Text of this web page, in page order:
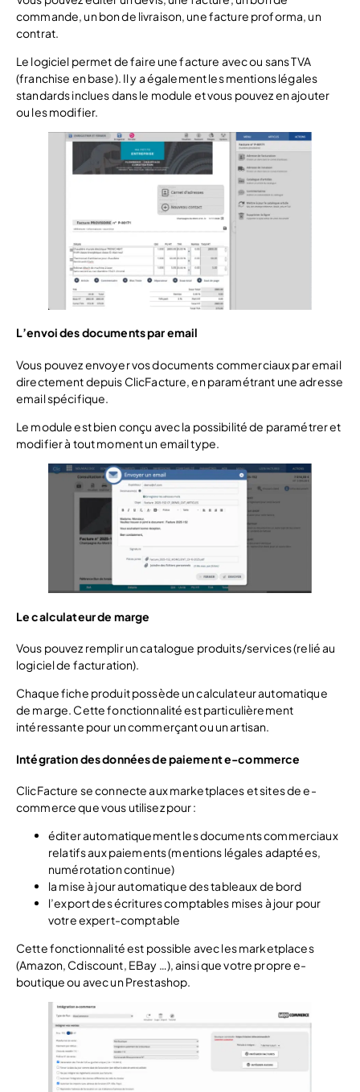
commande, un bon de livraison, une facture proforma, un
contrat.
Le logiciel permet de faire une facture avec ou sans TVA
(franchise en base). Il y a également les mentions légales
standards inclues dans le module et vous pouvez en ajouter
ou les modifier.
L’envoi des documents par email
Vous pouvez envoyer vos documents commerciaux par email
directement depuis ClicFacture, en paramétrant une adresse
email spécifique.
Le module est bien conçu avec la possibilité de paramétrer et
modifier à tout moment un email type.
Le calculateur de marge
Vous pouvez remplir un catalogue produits/services (relié au
logiciel de facturation).
Chaque fiche produit possède un calculateur automatique
de marge. Cette fonctionnalité est particulièrement
intéressante pour un commerçant ou un artisan.
Intégration des données de paiement e-commerce
ClicFacture se connecte aux marketplaces et sites de e-
commerce que vous utilisez pour :
éditer automatiquement les documents commerciaux
relatifs aux paiements (mentions légales adaptées,
numérotation continue)
la mise à jour automatique des tableaux de bord
l’export des écritures comptables mises à jour pour
votre expert-comptable
Cette fonctionnalité est possible avec les marketplaces
(Amazon, Cdiscount, EBay …), ainsi que votre propre e-
boutique ou avec un Prestashop.